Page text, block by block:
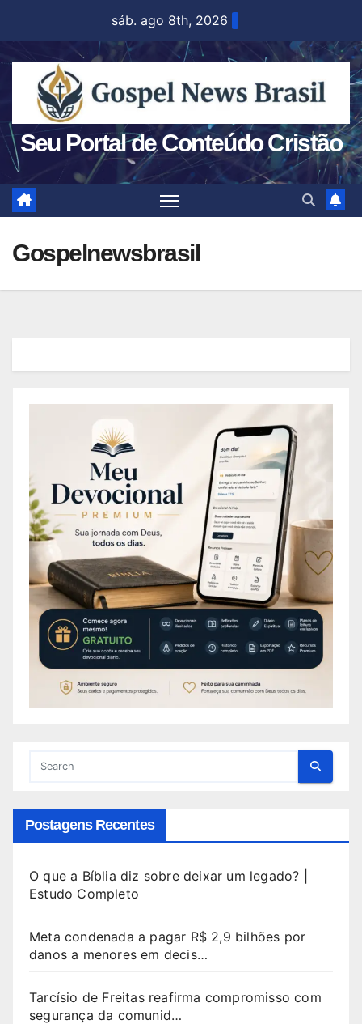
sáb. ago 8th, 2026
Seu Portal de Conteúdo Cristão
Gospelnewsbrasil
Postagens Recentes
O que a Bíblia diz sobre deixar um legado? |
Estudo Completo
Meta condenada a pagar R$ 2,9 bilhões por
danos a menores em decis…
Tarcísio de Freitas reafirma compromisso com
segurança da comunid…